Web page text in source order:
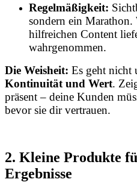
Regelmäßigkeit:
sondern ein
hilfreichen Content
wahrgenommen.
Die Weisheit: Es geht nicht
Kontinuität und Wert.
präsent – deine Kunden
bevor sie dir vertrauen.
2. Kleine Produkte
Ergebnisse